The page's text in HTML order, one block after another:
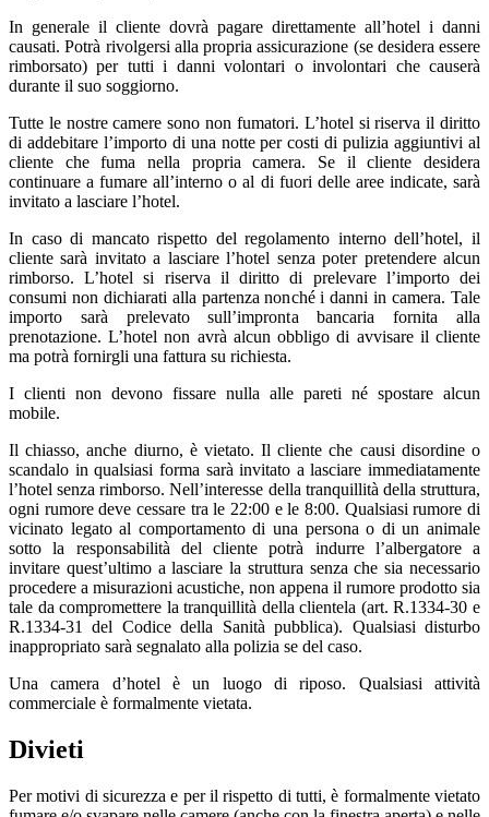
In generale il cliente dovrà pagare direttamente all’hotel i danni
causati. Potrà rivolgersi alla propria assicurazione (se desidera essere
rimborsato) per tutti i danni volontari o involontari che causerà
durante il suo soggiorno.
Tutte le nostre camere sono non fumatori. L’hotel si riserva il diritto
di addebitare l’importo di una notte per costi di pulizia aggiuntivi al
cliente che fuma nella propria camera. Se il cliente desidera
continuare a fumare all’interno o al di fuori delle aree indicate, sarà
invitato a lasciare l’hotel.
In caso di mancato rispetto del regolamento interno dell’hotel, il
cliente sarà invitato a lasciare l’hotel senza poter pretendere alcun
rimborso. L’hotel si riserva il diritto di prelevare l’importo dei
consumi non dichiarati alla partenza nonché i danni in camera. Tale
importo sarà prelevato sull’impronta bancaria fornita alla
prenotazione. L’hotel non avrà alcun obbligo di avvisare il cliente
ma potrà fornirgli una fattura su richiesta.
I clienti non devono fissare nulla alle pareti né spostare alcun
mobile.
Il chiasso, anche diurno, è vietato. Il cliente che causi disordine o
scandalo in qualsiasi forma sarà invitato a lasciare immediatamente
l’hotel senza rimborso. Nell’interesse della tranquillità della struttura,
ogni rumore deve cessare tra le 22:00 e le 8:00. Qualsiasi rumore di
vicinato legato al comportamento di una persona o di un animale
sotto la responsabilità del cliente potrà indurre l’albergatore a
invitare quest’ultimo a lasciare la struttura senza che sia necessario
procedere a misurazioni acustiche, non appena il rumore prodotto sia
tale da compromettere la tranquillità della clientela (art. R.1334-30 e
R.1334-31 del Codice della Sanità pubblica). Qualsiasi disturbo
inappropriato sarà segnalato alla polizia se del caso.
Una camera d’hotel è un luogo di riposo. Qualsiasi attività
commerciale è formalmente vietata.
Divieti
Per motivi di sicurezza e per il rispetto di tutti, è formalmente vietato